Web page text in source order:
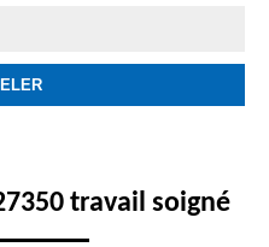
travail soigné